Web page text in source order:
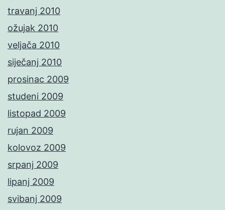
travanj 2010
ožujak 2010
veljača 2010
siječanj 2010
prosinac 2009
studeni 2009
listopad 2009
rujan 2009
kolovoz 2009
srpanj 2009
lipanj 2009
svibanj 2009